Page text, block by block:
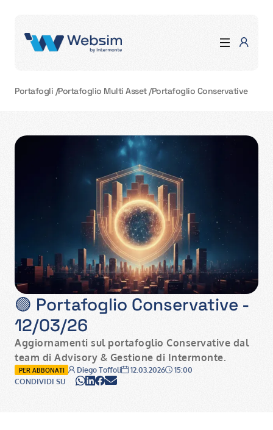
Portafogli /Portafoglio Multi Asset/Portafoglio Conservative
🟢 Portafoglio Conservative -
12/03/26
Aggiornamenti sul portafoglio Conservative dal
team di Advisory & Gestione di Intermonte.
PER ABBONATI Autore:
Diego Toffoli Data:
12.03.2026 Ora:
15:00
CONDIVIDI SU
WhatsApp
LinkedIn
Facebook
Email